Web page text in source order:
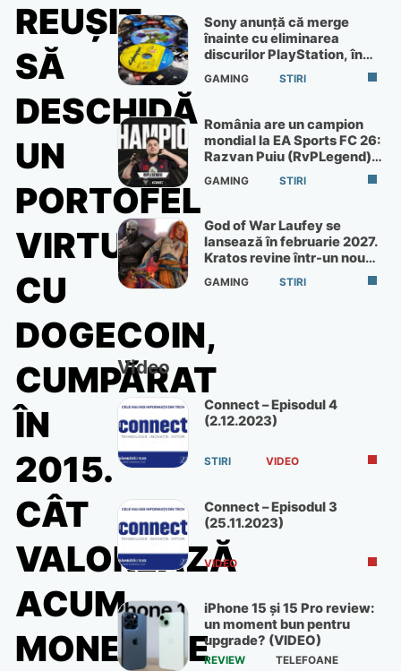
REUȘIT
SĂ
DESCHIDĂ
UN
PORTOFEL
VIRTUAL
CU
DOGECOIN,
CUMPĂRAT
ÎN
2015.
CÂT
VALOREAZĂ
ACUM
MONEDELE
Sony anunță că merge
înainte cu eliminarea
discurilor PlayStation, în
ciuda protestelor
GAMING STIRI
România are un campion
mondial la EA Sports FC 26:
Razvan Puiu (RvPLegend)
câștigă turneul de la Paris
GAMING STIRI
God of War Laufey se
lansează în februarie 2027.
Kratos revine într-un nou
God of War
GAMING STIRI
Video
Connect – Episodul 4
(2.12.2023)
STIRI VIDEO
Connect – Episodul 3
(25.11.2023)
VIDEO
iPhone 15 și 15 Pro review:
un moment bun pentru
upgrade? (VIDEO)
REVIEW
TELEFOANE